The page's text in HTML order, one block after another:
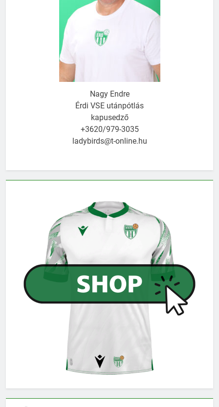
Nagy Endre
Érdi VSE utánpótlás
kapusedző
+3620/979-3035
ladybirds@t-online.hu